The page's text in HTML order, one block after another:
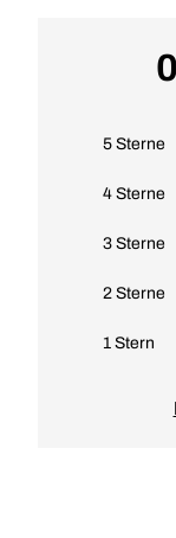
0
5 Sterne
4 Sterne
3 Sterne
2 Sterne
1 Stern